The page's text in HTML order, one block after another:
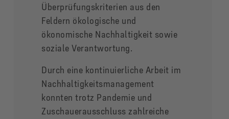
Überprüfungskriterien aus den
Feldern ökologische und
ökonomische Nachhaltigkeit sowie
soziale Verantwortung.
Durch eine kontinuierliche Arbeit im
Nachhaltigkeitsmanagement
konnten trotz Pandemie und
Zuschauerausschluss zahlreiche